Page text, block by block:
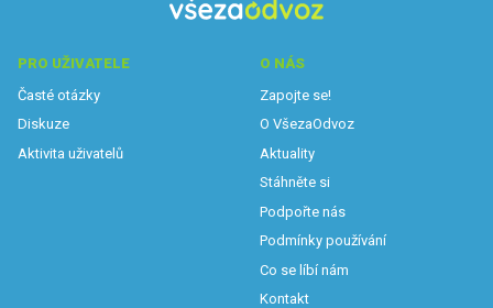
PRO UŽIVATELE
Časté otázky
Diskuze
Aktivita uživatelů
O NÁS
Zapojte se!
O VšezaOdvoz
Aktuality
Stáhněte si
Podpořte nás
Podmínky používání
Co se líbí nám
Kontakt